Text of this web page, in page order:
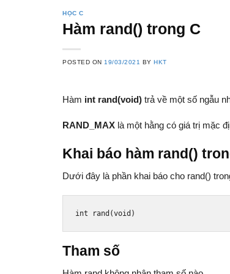
HỌC C
Hàm rand() trong C
POSTED ON 19/03/2021 BYHKT
Hàm int rand(void) trả về một số ngẫu
RAND_MAX là một hằng có giá trị mặc
Khai báo hàm rand()
Dưới đây là phần khai báo cho rand()
int rand (void )
Tham số